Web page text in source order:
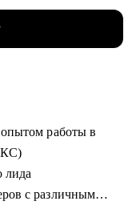
работы в
лида
с различным